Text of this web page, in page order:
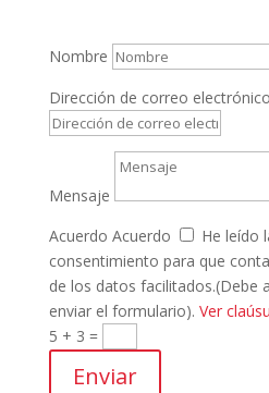
Nombre
Dirección de correo electrónico
Mensaje
Acuerdo Acuerdo
He leído
consentimiento para que
de los datos facilitados.(Debe
enviar el formulario). Ver
5 + 3 =
Enviar